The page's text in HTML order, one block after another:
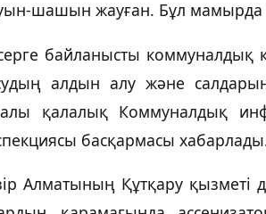
шашын жауған. Бұл мамырда
байланысты коммуналдық
алдын алу және
қалалық Коммуналдық
басқармасы
Алматының Құтқару қызметі